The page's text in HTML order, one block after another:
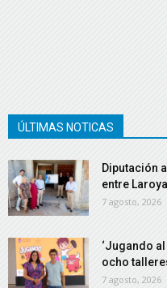
ÚLTIMAS NOTICAS
Diputación
entre Laroya
7 agosto, 2026
‘Jugando
ocho
7 agosto, 2026